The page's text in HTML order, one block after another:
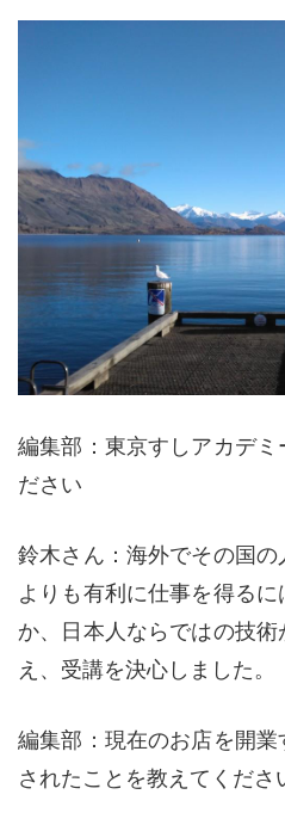
編集部：東京すしアカデミ
ださい
鈴木さん：海外でその国の
よりも有利に仕事を得る
か、日本人ならではの技
え、受講を決心しました。
編集部：現在のお店を開
されたことを教えてくださ